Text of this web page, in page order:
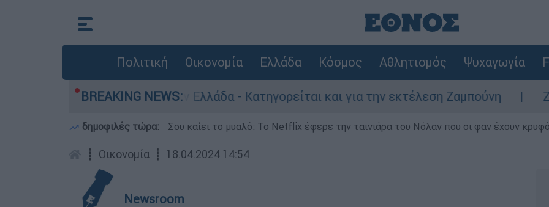
Πολιτική Οικονομία Ελλάδα Κόσμος Αθλητισμός Ψυχαγωγία
BREAKING NEWS:
ανθρωποκτονίες στην Ελλάδα - Κατηγορείται και για την εκτέλεση Ζαμπούνη
δημοφιλές τώρα: Σου καίει το μυαλό: Το Netflix έφερε την ταινιάρα του Νόλαν που οι φαν έχουν
┋ Οικονομία ┋ 18.04.2024 14:54
Newsroom